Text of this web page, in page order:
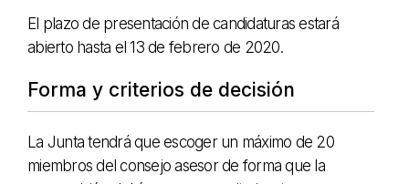
El plazo de presentación de candidaturas estará
abierto hasta el 13 de febrero de 2020.
Forma y criterios de decisión
La Junta tendrá que escoger un máximo de 20
miembros del consejo asesor de forma que la